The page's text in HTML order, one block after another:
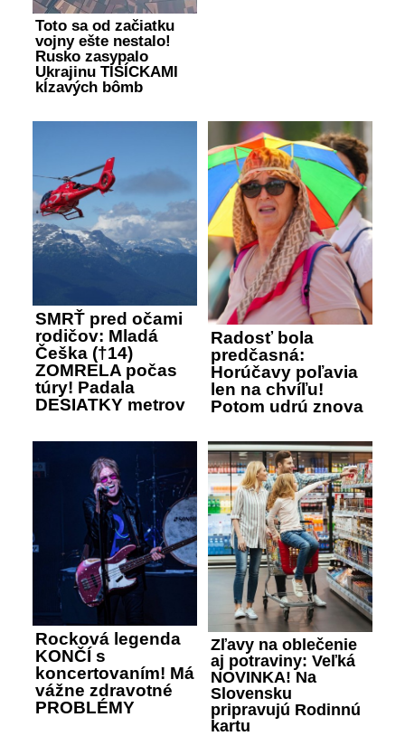
Toto sa od začiatku
vojny ešte nestalo!
Rusko zasypalo
Ukrajinu TISÍCKAMI
kĺzavých bômb
SMRŤ pred očami
rodičov: Mladá
Češka (†14)
ZOMRELA počas
túry! Padala
DESIATKY metrov
Radosť bola
predčasná:
Horúčavy poľavia
len na chvíľu!
Potom udrú znova
Rocková legenda
KONČÍ s
koncertovaním! Má
vážne zdravotné
PROBLÉMY
Zľavy na oblečenie
aj potraviny: Veľká
NOVINKA! Na
Slovensku
pripravujú Rodinnú
kartu